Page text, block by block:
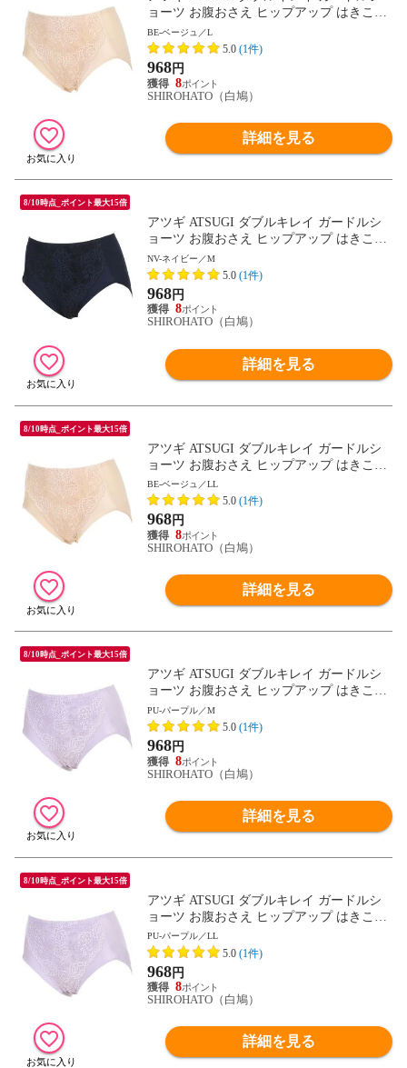
ョーツ お腹おさえ ヒップアップ はきこみ
深め 足ぐり折返し 単品
BE-ベージュ／L
5.0 (1件)
968円
8
SHIROHATO（白鳩）
詳細を見る
8/10時点_ポイント最大15倍
アツギ ATSUGI ダブルキレイ ガードルシ
ョーツ お腹おさえ ヒップアップ はきこみ
深め 足ぐり折返し 単品
NV-ネイビー／M
5.0 (1件)
968円
8
SHIROHATO（白鳩）
詳細を見る
8/10時点_ポイント最大15倍
アツギ ATSUGI ダブルキレイ ガードルシ
ョーツ お腹おさえ ヒップアップ はきこみ
深め 足ぐり折返し 単品
BE-ベージュ／LL
5.0 (1件)
968円
8
SHIROHATO（白鳩）
詳細を見る
8/10時点_ポイント最大15倍
アツギ ATSUGI ダブルキレイ ガードルシ
ョーツ お腹おさえ ヒップアップ はきこみ
深め 足ぐり折返し 単品
PU-パープル／M
5.0 (1件)
968円
8
SHIROHATO（白鳩）
詳細を見る
8/10時点_ポイント最大15倍
アツギ ATSUGI ダブルキレイ ガードルシ
ョーツ お腹おさえ ヒップアップ はきこみ
深め 足ぐり折返し 単品
PU-パープル／LL
5.0 (1件)
968円
8
SHIROHATO（白鳩）
詳細を見る